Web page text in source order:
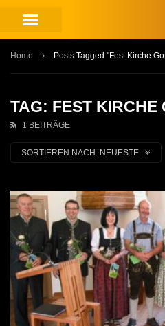
Home Posts Tagged "Fest Kirche
TAG: FEST KIRCHE
1 BEITRÄGE
SORTIEREN NACH: NEUESTE